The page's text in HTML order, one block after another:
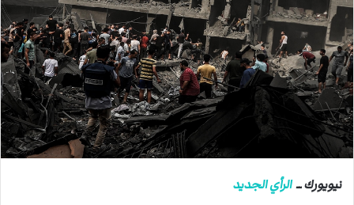
ر
ي
د
ا
ك
و
نيويورك ــالرأي الجديد